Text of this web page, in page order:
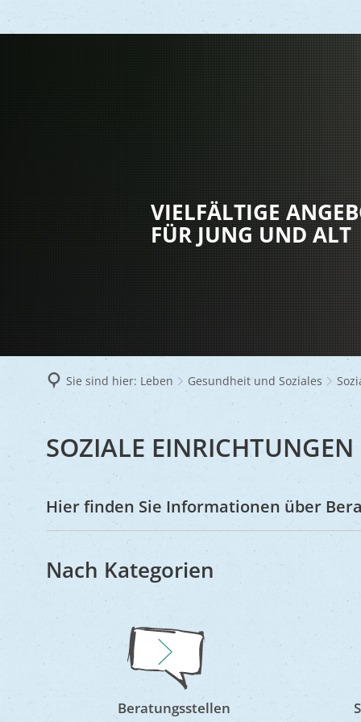
VIELFÄLTIGE
FÜR JUNG UND ALT
Sie sind hier: Leben Gesundheit und Soziales
SOZIALE
EINRICHTUNGEN
SOZIALE EINRICHTUNGEN
Hier finden Sie Informationen über
Nach Kategorien
Beratungsstellen